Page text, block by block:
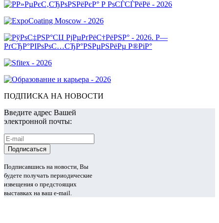
ПОДПИСКА НА НОВОСТИ
Введите адрес Вашей
электронной почты:
Подписавшись на новости, Вы
будете получать периодические
извещения о предстоящих
выставках на ваш e-mail.